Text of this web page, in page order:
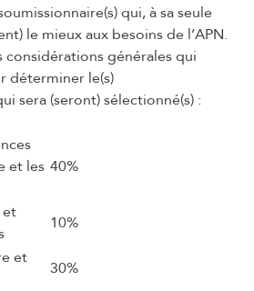
qui, à sa seule
le mieux aux besoins de l’APN.
considérations générales qui
déterminer le(s)
sera (seront) sélectionné(s) :
et les 40%
et
10%
et
30%